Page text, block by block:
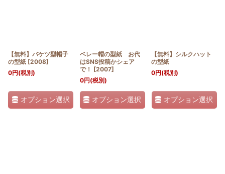
【無料】バケツ型帽子
の型紙 [2008]
0円(税別)
オプション選択
ベレー帽の型紙 お代
はSNS投稿かシェア
で！ [2007]
0円(税別)
オプション選択
【無料】シルクハット
の型紙
0円(税別)
オプション選択